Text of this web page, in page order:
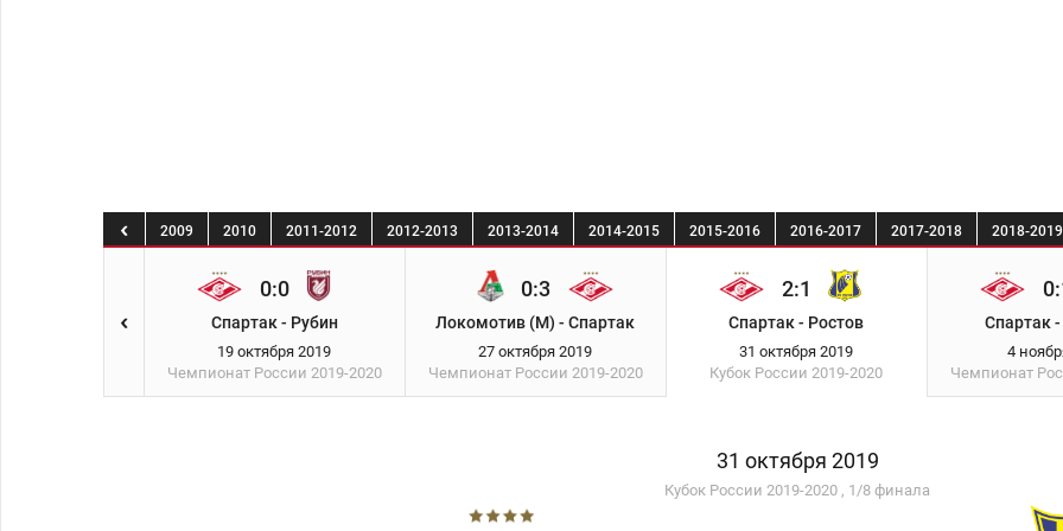
2008 2009 2010 2011-2012 2012-2013 2013-2014 2014-2015 2015-2016 2016-2017 2017-2018 2018-2019
0:0
Спартак - Рубин
19 октября 2019
Чемпионат России 2019-2020
0:3
Локомотив (М) - Спартак
27 октября 2019
Чемпионат России 2019-2020
2:1
Спартак - Ростов
31 октября 2019
Кубок России2019-2020
Спартак
4
Чемпионат
31 октября 2019
Кубок России 2019-2020 , 1/8 финала